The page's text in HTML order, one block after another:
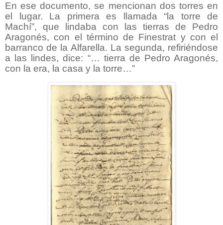
En ese documento, se mencionan dos torres en
el lugar. La primera es llamada “la torre de
Machí”, que lindaba con las tierras de Pedro
Aragonés, con el término de Finestrat y con el
barranco de la Alfarella. La segunda, refiriéndose
a las lindes, dice: “… tierra de Pedro Aragonés,
con la era, la casa y la torre…”